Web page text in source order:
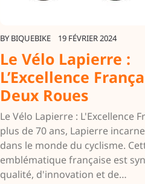
BY BIQUEBIKE 19 FÉVRIER 2024
Le Vélo Lapierre :
L’Excellence
Deux Roues
Le Vélo Lapierre : L'Excellence
plus de 70 ans, Lapierre
dans le monde du cyclisme.
emblématique française est
qualité, d'innovation et de…